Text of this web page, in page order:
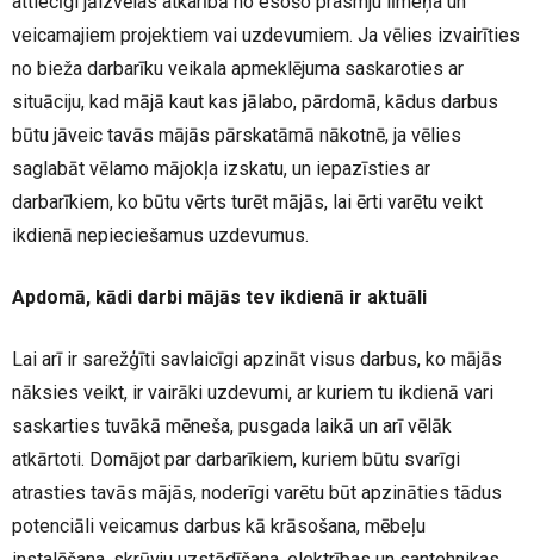
veicamajiem projektiem vai uzdevumiem. Ja vēlies izvairīties
no bieža darbarīku veikala apmeklējuma saskaroties ar
situāciju, kad mājā kaut kas jālabo, pārdomā, kādus darbus
būtu jāveic tavās mājās pārskatāmā nākotnē, ja vēlies
saglabāt vēlamo mājokļa izskatu, un iepazīsties ar
darbarīkiem, ko būtu vērts turēt mājās, lai ērti varētu veikt
ikdienā nepieciešamus uzdevumus.
Apdomā, kādi darbi mājās tev ikdienā ir aktuāli
Lai arī ir sarežģīti savlaicīgi apzināt visus darbus, ko mājās
nāksies veikt, ir vairāki uzdevumi, ar kuriem tu ikdienā vari
saskarties tuvākā mēneša, pusgada laikā un arī vēlāk
atkārtoti. Domājot par darbarīkiem, kuriem būtu svarīgi
atrasties tavās mājās, noderīgi varētu būt apzināties tādus
potenciāli veicamus darbus kā krāsošana, mēbeļu